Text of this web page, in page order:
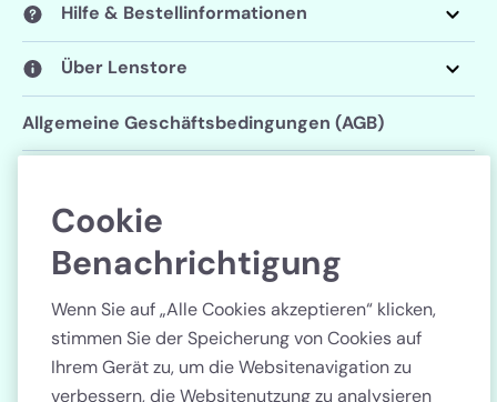
Hilfe & Bestellinformationen
Über Lenstore
Allgemeine Geschäftsbedingungen (AGB)
Cookie-Einstellungen
Cookie
Benachrichtigung
Wenn Sie auf „Alle Cookies akzeptieren“ klicken,
stimmen Sie der Speicherung von Cookies auf
Ihrem Gerät zu, um die Websitenavigation zu
verbessern, die Websitenutzung zu analysieren